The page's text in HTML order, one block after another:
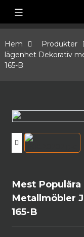
Hem Produkter
lägenhet Dekorativ
165-B
Mest
Metallmöbler
165-B